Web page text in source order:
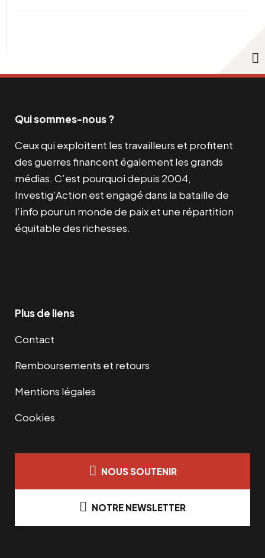
Qui sommes-nous ?
Ceux qui exploitent les travailleurs et profitent
des guerres financent également les grands
médias. C’est pourquoi depuis 2004,
Investig’Action est engagé dans la bataille de
l’info pour un monde de paix et une répartition
équitable des richesses.
Plus de liens
Contact
Remboursements et retours
Mentions légales
Cookies
NOUS SOUTENIR
NOTRE NEWSLETTER